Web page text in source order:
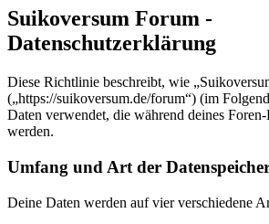
Suikoversum Forum -
Datenschutzerklärung
Diese Richtlinie beschreibt, wie
(„https://suikoversum.de/forum“) (im
Daten verwendet, die während deines Foren-
werden.
Umfang und Art der
Deine Daten werden auf vier verschiedene